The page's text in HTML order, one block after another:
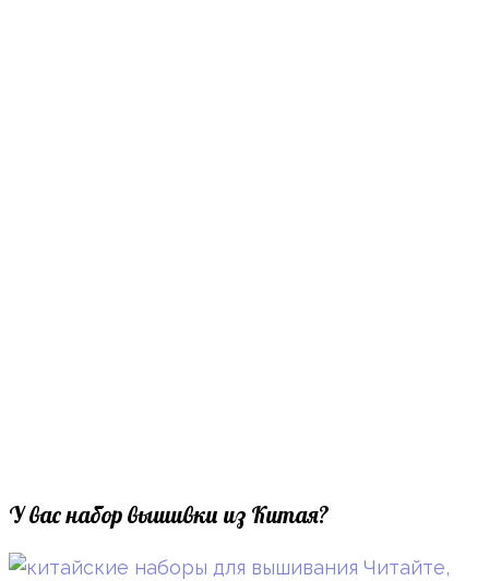
У вас набор вышивки из Китая?
Читайте,